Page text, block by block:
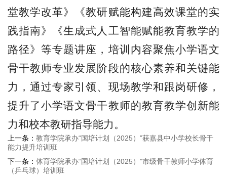
堂教学改革》《教研赋能构建高效课堂的实
践指南》《生成式人工智能赋能教育教学的
路径》等专题讲座，培训内容聚焦小学语文
骨干教师专业发展阶段的核心素养和关键能
力，通过专家引领、现场教学和跟岗研修，
提升了小学语文骨干教师的教育教学创新能
力和校本教研指导能力。
上一条： 教育学院承办“国培计划（2025）”获嘉县中小学校长骨干
能力提升培训班
下一条： 体育学院承办“国培计划（2025）”市级骨干教师小学体育
（乒乓球）培训班